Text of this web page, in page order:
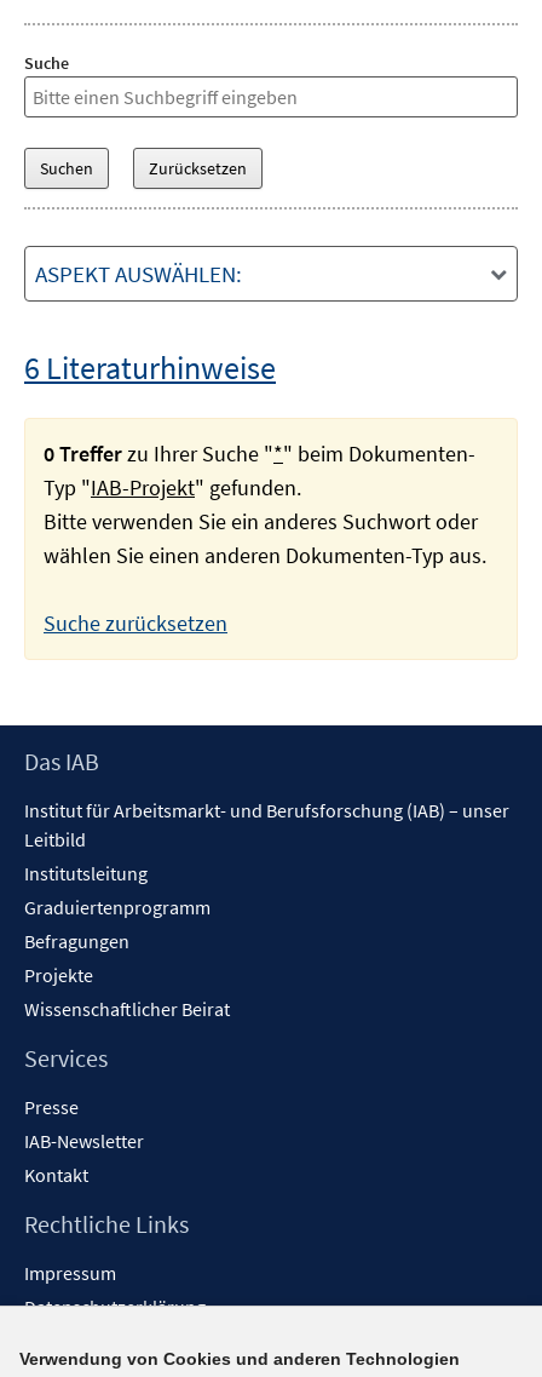
Suche
ASPEKT AUSWÄHLEN:
6 Literaturhinweise
0 Trefferzu Ihrer Suche "*" beim Dokumenten-
Typ "IAB-Projekt" gefunden.
Bitte verwenden Sie ein anderes Suchwort oder
wählen Sie einen anderen Dokumenten-Typ aus.
Suche zurücksetzen
Footer
Das IAB
Institut für Arbeitsmarkt- und Berufsforschung (IAB) – unser
Leitbild
Institutsleitung
Graduiertenprogramm
Befragungen
Projekte
Wissenschaftlicher Beirat
Services
Presse
IAB-Newsletter
Kontakt
Rechtliche Links
Impressum
Datenschutzerklärung
Verwendung von Cookies und anderen Technologien